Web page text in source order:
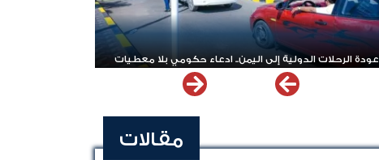
عودة الرحلات الدولية إلى اليمن.. ادعاء حكومي بلا معطيات
مقالات